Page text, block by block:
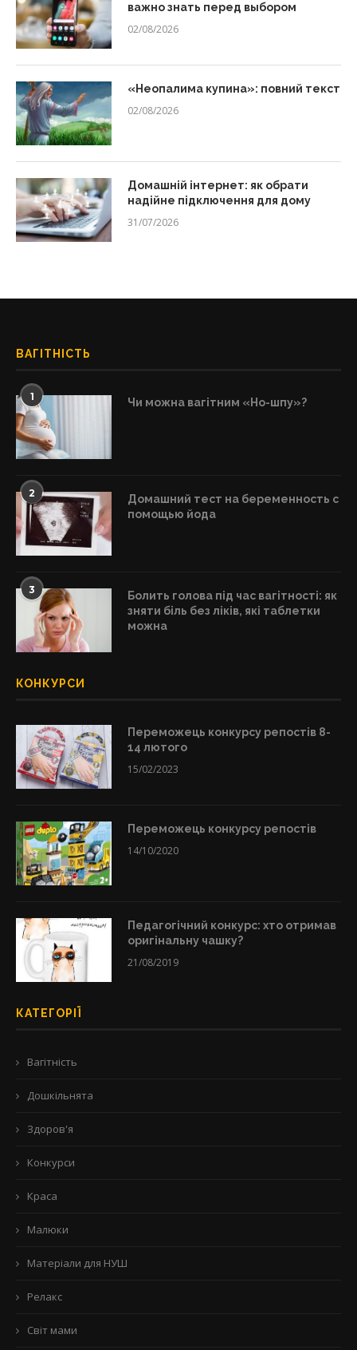
важно знать перед выбором
02/08/2026
«Неопалима купина»: повний текст
02/08/2026
Домашній інтернет: як обрати
надійне підключення для дому
31/07/2026
ВАГІТНІСТЬ
1 Чи можна вагітним «Но-шпу»?
2
Домашний тест на беременность с
помощью йода
3
Болить голова під час вагітності: як
зняти біль без ліків, які таблетки
можна
КОНКУРСИ
Переможець конкурсу репостів 8-
14 лютого
15/02/2023
Переможець конкурсу репостів
14/10/2020
Педагогічний конкурс: хто отримав
оригінальну чашку?
21/08/2019
КАТЕГОРІЇ
Вагітність
Дошкільнята
Здоров'я
Конкурси
Краса
Малюки
Матеріали для НУШ
Релакс
Світ мами